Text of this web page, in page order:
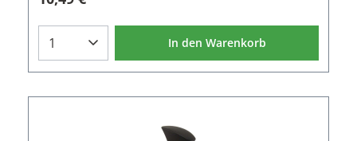
Rillenmuster.Der Barstößel Ergonomic Muddler ist
Styrol Butadien Copolymer (SBC)Farbe: KlarLänge:
23 cmBreite: 3,8 cmGewicht: 150 g
In den Warenkorb